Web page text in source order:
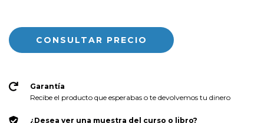
Garantía
Recibe el producto que esperabas o te devolvemos tu dinero
¿Desea ver una muestra del curso o libro?